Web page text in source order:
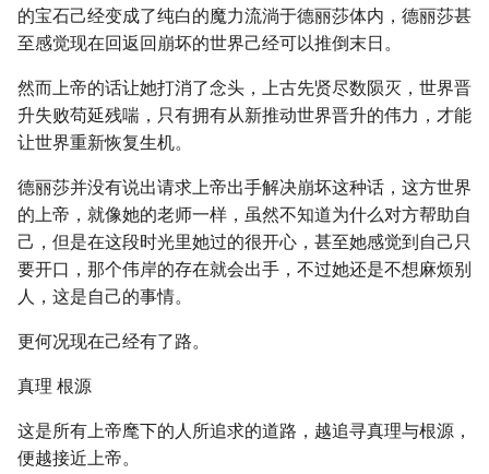
的宝石己经变成了纯白的魔力流淌于德丽莎体内，德丽莎甚
至感觉现在回返回崩坏的世界己经可以推倒末日。
然而上帝的话让她打消了念头，上古先贤尽数陨灭，世界晋
升失败苟延残喘，只有拥有从新推动世界晋升的伟力，才能
让世界重新恢复生机。
德丽莎并没有说出请求上帝出手解决崩坏这种话，这方世界
的上帝，就像她的老师一样，虽然不知道为什么对方帮助自
己，但是在这段时光里她过的很开心，甚至她感觉到自己只
要开口，那个伟岸的存在就会出手，不过她还是不想麻烦别
人，这是自己的事情。
更何况现在己经有了路。
真理 根源
这是所有上帝麾下的人所追求的道路，越追寻真理与根源，
便越接近上帝。